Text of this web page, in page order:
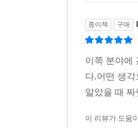
한국어판 특별
김진수 서울대
“몇 년 전만 해
작동 원리를 최
종이책 구매
이쪽 분야에
다.어떤 생
알았을 때
이 리뷰가 도움